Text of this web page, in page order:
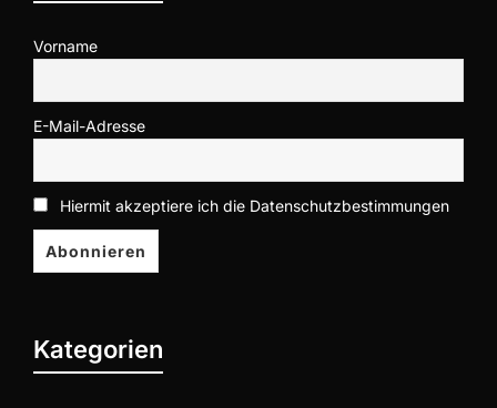
Vorname
E-Mail-Adresse
Hiermit akzeptiere ich die Datenschutzbestimmungen
Kategorien